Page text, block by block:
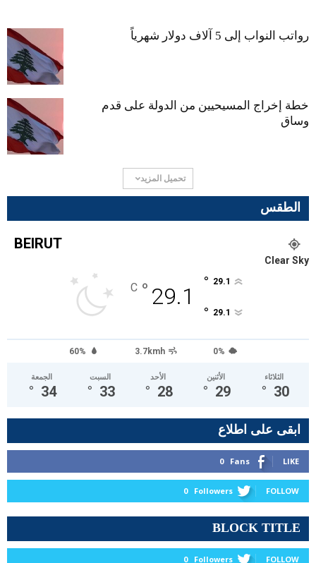
رواتب النواب إلى 5 آلاف دولار شهرياً
خطة إخراج المسيحيين من الدولة على قدم
وساق
تحميل المزيد
الطقس
BEIRUT
Clear Sky
29.1
°
C 29.1
°
29.1
°
60% 3.7kmh 0%
الجمعة
34
°
السبت
33
°
الأحد
28
°
الأثنين
29
°
الثلاثاء
30
°
ابقى على اطلاع
0 Fans LIKE
0 Followers FOLLOW
BLOCK TITLE
0 Followers FOLLOW